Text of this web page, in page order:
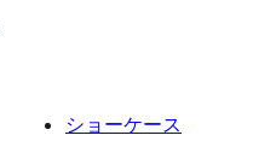
ショーケース